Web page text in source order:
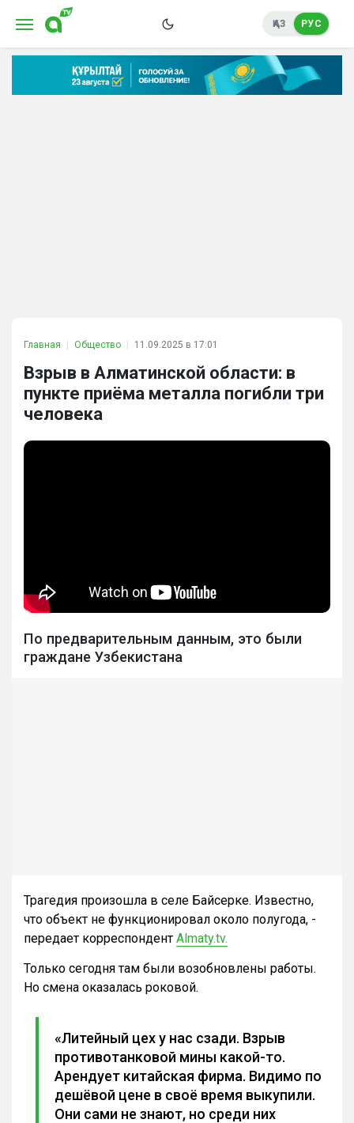
ҚАЗ РУС
Главная Общество 11.09.2025 в 17:01
Взрыв в Алматинской области: в
пункте приёма металла погибли три
человека
По предварительным данным, это были
граждане Узбекистана
Трагедия произошла в селе Байсерке. Известно,
что объект не функционировал около полугода, -
передает корреспондент Almaty.tv.
Только сегодня там были возобновлены работы.
Но смена оказалась роковой.
«Литейный цех у нас сзади. Взрыв
противотанковой мины какой-то.
Арендует китайская фирма. Видимо по
дешёвой цене в своё время выкупили.
Они сами не знают, но среди них